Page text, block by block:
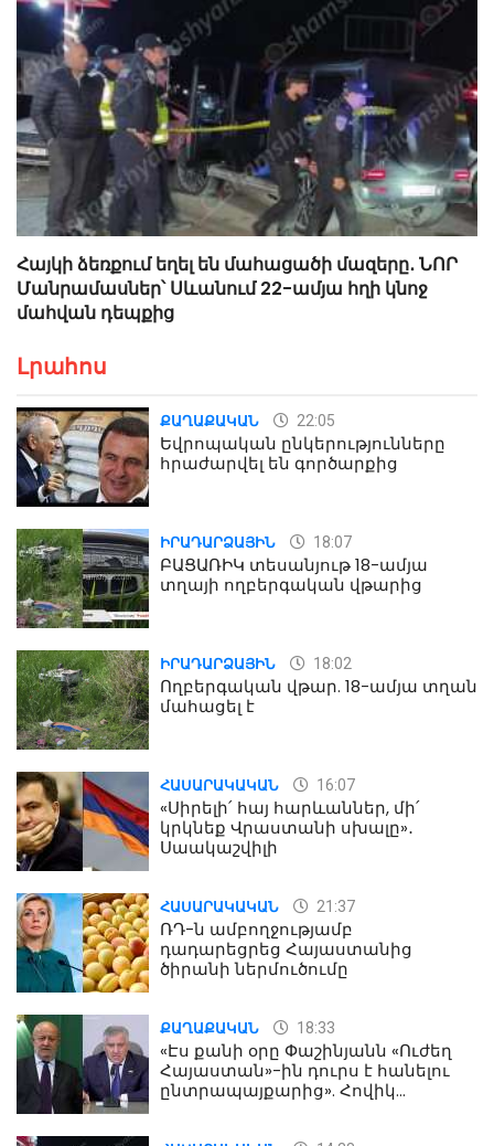
Հայկի ձեռքում եղել են մահացածի մազերը․ ՆՈՐ
Մանրամասներ՝ Սևանում 22-ամյա հղի կնոջ
մահվան դեպքից
Լրահոս
ՔԱՂԱՔԱԿԱՆ 22:05
Եվրոպական ընկերությունները
հրաժարվել են գործարքից
ԻՐԱԴԱՐՁԱՅԻՆ 18:07
ԲԱՑԱՌԻԿ տեսանյութ 18-ամյա
տղայի ողբերգական վթարից
ԻՐԱԴԱՐՁԱՅԻՆ 18:02
Ողբերգական վթար. 18-ամյա տղան
մահացել է
ՀԱՍԱՐԱԿԱԿԱՆ 16:07
«Սիրելի՛ հայ հարևաններ, մի՛
կրկնեք Վրաստանի սխալը»․
Սաակաշվիլի
ՀԱՍԱՐԱԿԱԿԱՆ 21:37
ՌԴ-ն ամբողջությամբ
դադարեցրեց Հայաստանից
ծիրանի ներմուծումը
ՔԱՂԱՔԱԿԱՆ 18:33
«Էս քանի օրը Փաշինյանն «Ուժեղ
Հայաստան»-ին դուրս է հանելու
ընտրապայքարից». Հովիկ